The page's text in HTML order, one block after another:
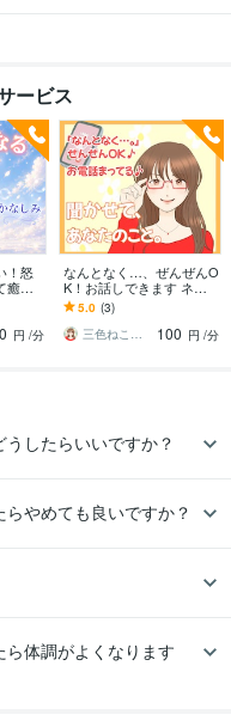
スト 取得年 : 2018年
傾聴、お悩み相談
談 話し相手 不安
自己啓発
ービス
！怒
さ
で
ラ
グ円 /分
なんとなく…、ぜんぜんO
K！お話しできます ネガ
ティブもポジティブも、
あなたのおはなし聞かせ
てください！
5.0 (3)
三色ねこ♡心のおそうじアドバイザー
100 円 /分
したらいいですか？
やめても良いですか？
体調がよくなります